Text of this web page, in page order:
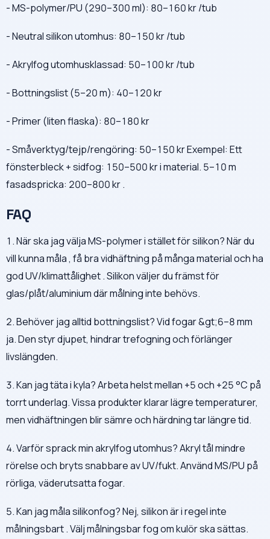
- MS-polymer/PU (290–300 ml): 80–160 kr /tub
- Neutral silikon utomhus: 80–150 kr /tub
- Akrylfog utomhusklassad: 50–100 kr /tub
- Bottningslist (5–20 m): 40–120 kr
- Primer (liten flaska): 80–180 kr
- Småverktyg/tejp/rengöring: 50–150 kr Exempel: Ett
fönsterbleck + sidfog: 150–500 kr i material. 5–10 m
fasadspricka: 200–800 kr .
FAQ
1. När ska jag välja MS-polymer i stället för silikon? När du
vill kunna måla , få bra vidhäftning på många material och ha
god UV/klimattålighet . Silikon väljer du främst för
glas/plåt/aluminium där målning inte behövs.
2. Behöver jag alltid bottningslist? Vid fogar &gt;6–8 mm
ja. Den styr djupet, hindrar trefogning och förlänger
livslängden.
3. Kan jag täta i kyla? Arbeta helst mellan +5 och +25 °C på
torrt underlag. Vissa produkter klarar lägre temperaturer,
men vidhäftningen blir sämre och härdning tar längre tid.
4. Varför sprack min akrylfog utomhus? Akryl tål mindre
rörelse och bryts snabbare av UV/fukt. Använd MS/PU på
rörliga, väderutsatta fogar.
5. Kan jag måla silikonfog? Nej, silikon är i regel inte
målningsbart . Välj målningsbar fog om kulör ska sättas.